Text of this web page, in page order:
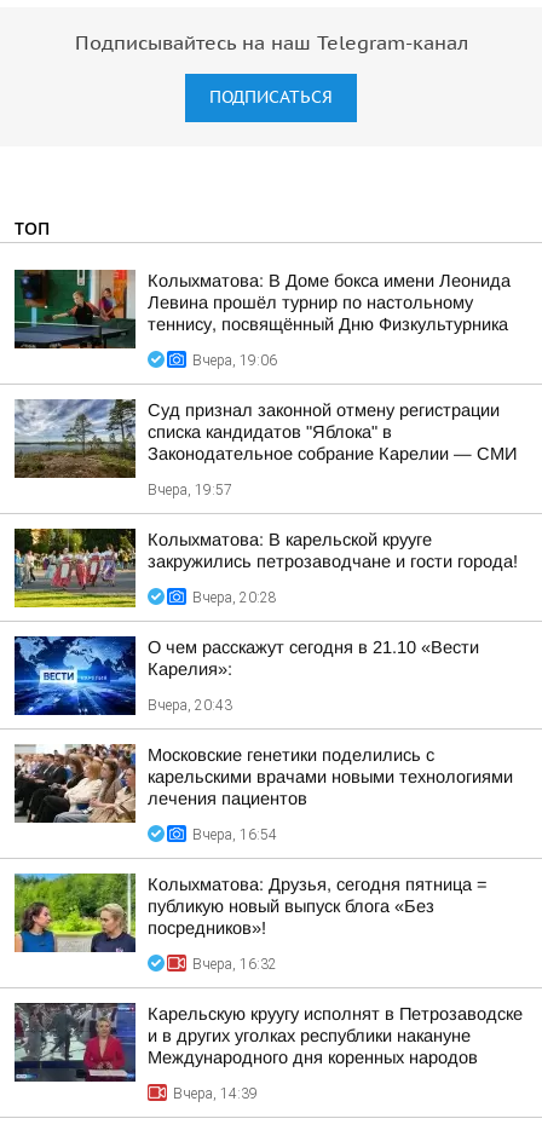
Подписывайтесь на наш Telegram-канал
ПОДПИСАТЬСЯ
ТОП
Колыхматова: В Доме бокса имени Леонида
Левина прошёл турнир по настольному
теннису, посвящённый Дню Физкультурника
Вчера, 19:06
Суд признал законной отмену регистрации
списка кандидатов "Яблока" в
Законодательное собрание Карелии — СМИ
Вчера, 19:57
Колыхматова: В карельской крууге
закружились петрозаводчане и гости города!
Вчера, 20:28
О чем расскажут сегодня в 21.10 «Вести
Карелия»:
Вчера, 20:43
Московские генетики поделились с
карельскими врачами новыми технологиями
лечения пациентов
Вчера, 16:54
Колыхматова: Друзья, сегодня пятница =
публикую новый выпуск блога «Без
посредников»!
Вчера, 16:32
Карельскую круугу исполнят в Петрозаводске
и в других уголках республики накануне
Международного дня коренных народов
Вчера, 14:39